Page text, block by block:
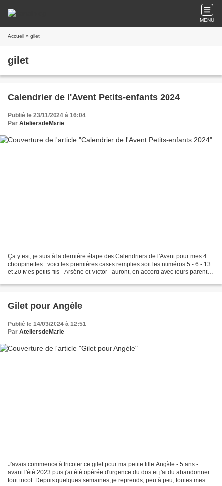
MENU
Accueil » gilet
gilet
Calendrier de l'Avent Petits-enfants 2024
Publié le 23/11/2024 à 16:04
Par AteliersdeMarie
Ça y est, je suis à la dernière étape des Calendriers de l'Avent pour mes 4
choupinettes . voici les premières cases remplies soit les numéros 5 - 6 - 13
et 20 Mes petits-fils - Arsène et Victor - auront, en accord avec leurs parents,
Gilet pour Angèle
Publié le 14/03/2024 à 12:51
Par AteliersdeMarie
J'avais commencé à tricoter ce gilet pour ma petite fille Angèle - 5 ans -
avant l'été 2023 puis j'ai été opérée d'urgence du dos et j'ai du abandonner
tout tricot. Depuis quelques semaines, je reprends, peu à peu, toutes mes